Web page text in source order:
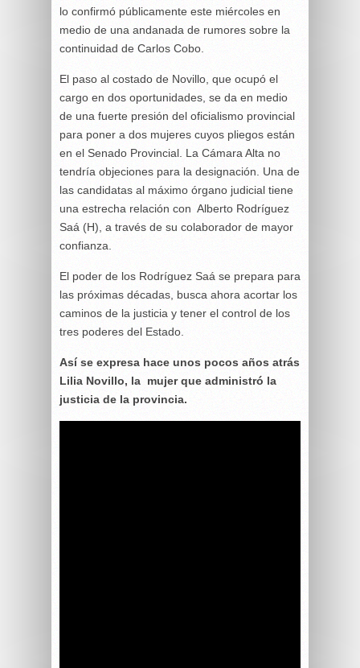
lo confirmó públicamente este miércoles en
medio de una andanada de rumores sobre la
continuidad de Carlos Cobo.
El paso al costado de Novillo, que ocupó el
cargo en dos oportunidades, se da en medio
de una fuerte presión del oficialismo provincial
para poner a dos mujeres cuyos pliegos están
en el Senado Provincial. La Cámara Alta no
tendría objeciones para la designación. Una de
las candidatas al máximo órgano judicial tiene
una estrecha relación con Alberto Rodríguez
Saá (H), a través de su colaborador de mayor
confianza.
El poder de los Rodríguez Saá se prepara para
las próximas décadas, busca ahora acortar los
caminos de la justicia y tener el control de los
tres poderes del Estado.
Así se expresa hace unos pocos años atrás
Lilia Novillo, la mujer que administró la
justicia de la provincia.